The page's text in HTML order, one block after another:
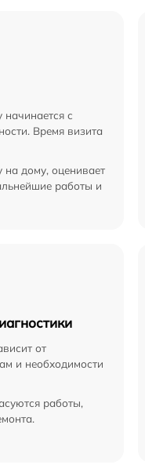
с
Время визита
на дому, оценивает
работы и
от
и необходимости
работы,